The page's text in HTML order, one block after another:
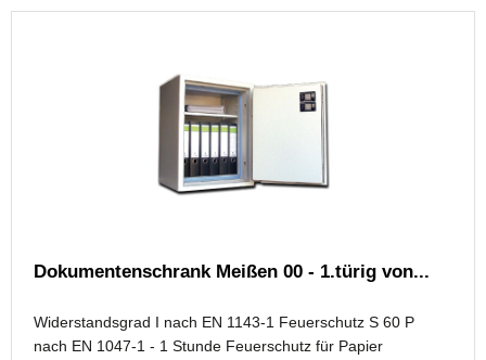
Dokumentenschrank Meißen 00 - 1.türig von...
Widerstandsgrad I nach EN 1143-1 Feuerschutz S 60 P
nach EN 1047-1 - 1 Stunde Feuerschutz für Papier